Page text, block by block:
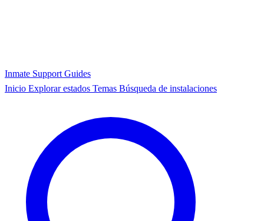
Inmate Support Guides
Inicio Explorar estados Temas Búsqueda de instalaciones